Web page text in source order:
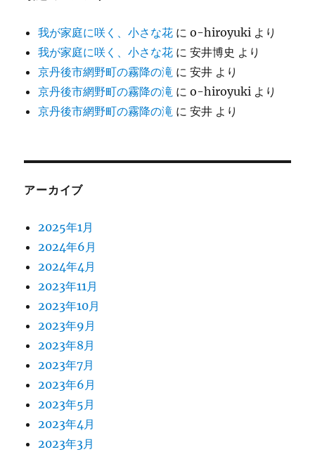
我が家庭に咲く、小さな花 にo-hiroyuki より
我が家庭に咲く、小さな花 に安井博史 より
京丹後市網野町の霧降の滝 に安井 より
京丹後市網野町の霧降の滝 にo-hiroyuki より
京丹後市網野町の霧降の滝 に安井 より
アーカイブ
2025年1月
2024年6月
2024年4月
2023年11月
2023年10月
2023年9月
2023年8月
2023年7月
2023年6月
2023年5月
2023年4月
2023年3月